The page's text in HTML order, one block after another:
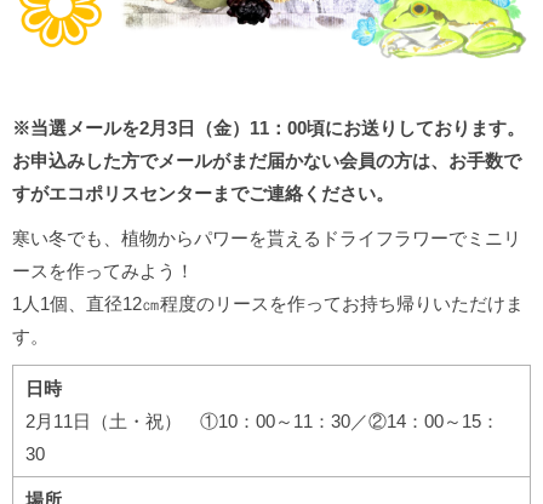
※当選メールを2月3日（金）11：00頃にお送りしております。
お申込みした方でメールがまだ届かない会員の方は、お手数で
すがエコポリスセンターまでご連絡ください。
寒い冬でも、植物からパワーを貰えるドライフラワーでミニリ
ースを作ってみよう！
1人1個、直径12㎝程度のリースを作ってお持ち帰りいただけま
す。
日時
2月11日（土・祝） ①10：00～11：30／②14：00～15：
30